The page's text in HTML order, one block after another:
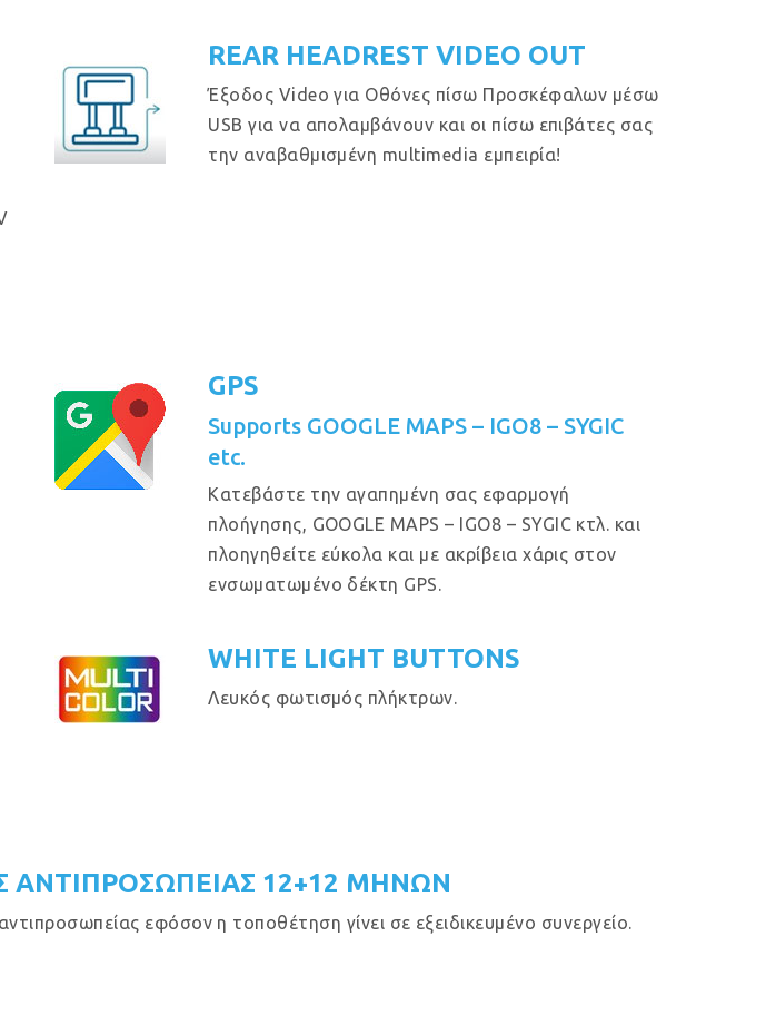
REAR HEADREST VIDEO OUT
Έξοδος Video για Οθόνες πίσω Προσκέφαλων μέσω
USB για να απολαμβάνουν και οι πίσω επιβάτες σας
την αναβαθμισμένη multimedia εμπειρία!
GPS
Supports GOOGLE MAPS – IGO8 – SYGIC
etc.
Κατεβάστε την αγαπημένη σας εφαρμογή
πλοήγησης, GOOGLE MAPS – IGO8 – SYGIC κτλ. και
πλοηγηθείτε εύκολα και με ακρίβεια χάρις στον
ενσωματωμένο δέκτη GPS.
WHITE LIGHT BUTTONS
Λευκός φωτισμός πλήκτρων.
ΑΝΤΙΠΡΟΣΩΠΕΙΑΣ 12+12 ΜΗΝΩΝ
εφόσον η τοποθέτηση γίνει σε εξειδικευμένο συνεργείο.